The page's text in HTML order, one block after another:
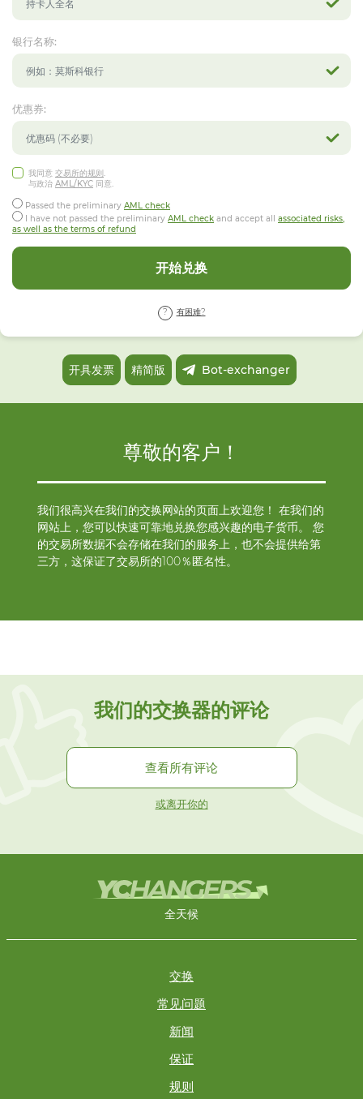
银行名称:
优惠券:
我同意 交易所的规则.
与政治 AML/KYC 同意.
Passed the preliminary AML check
I have not passed the preliminary AML check and accept all associated risks,
as well as the terms of refund
开始兑换
有困难?
开具发票 精简版 Bot-exchanger
尊敬的客户！
我们很高兴在我们的交换网站的页面上欢迎您！ 在我们的
网站上，您可以快速可靠地兑换您感兴趣的电子货币。 您
的交易所数据不会存储在我们的服务上，也不会提供给第
三方，这保证了交易所的100％匿名性。
我们的交换器的评论
查看所有评论
或离开你的
全天候
交换
常见问题
新闻
保证
规则